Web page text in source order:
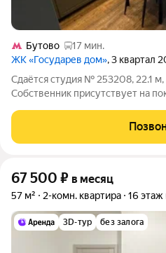
Бутово
17 мин.
ЖК «Государев дом», 3 квартал
Сдаётся студия № 253208, 22.1
Собственник присутствует на
отдельно. По условиям
питомцев. Срок минимальной
67 500 ₽ в месяц
57 м² 2-комн. квартира 16 этаж
3D-тур без залога